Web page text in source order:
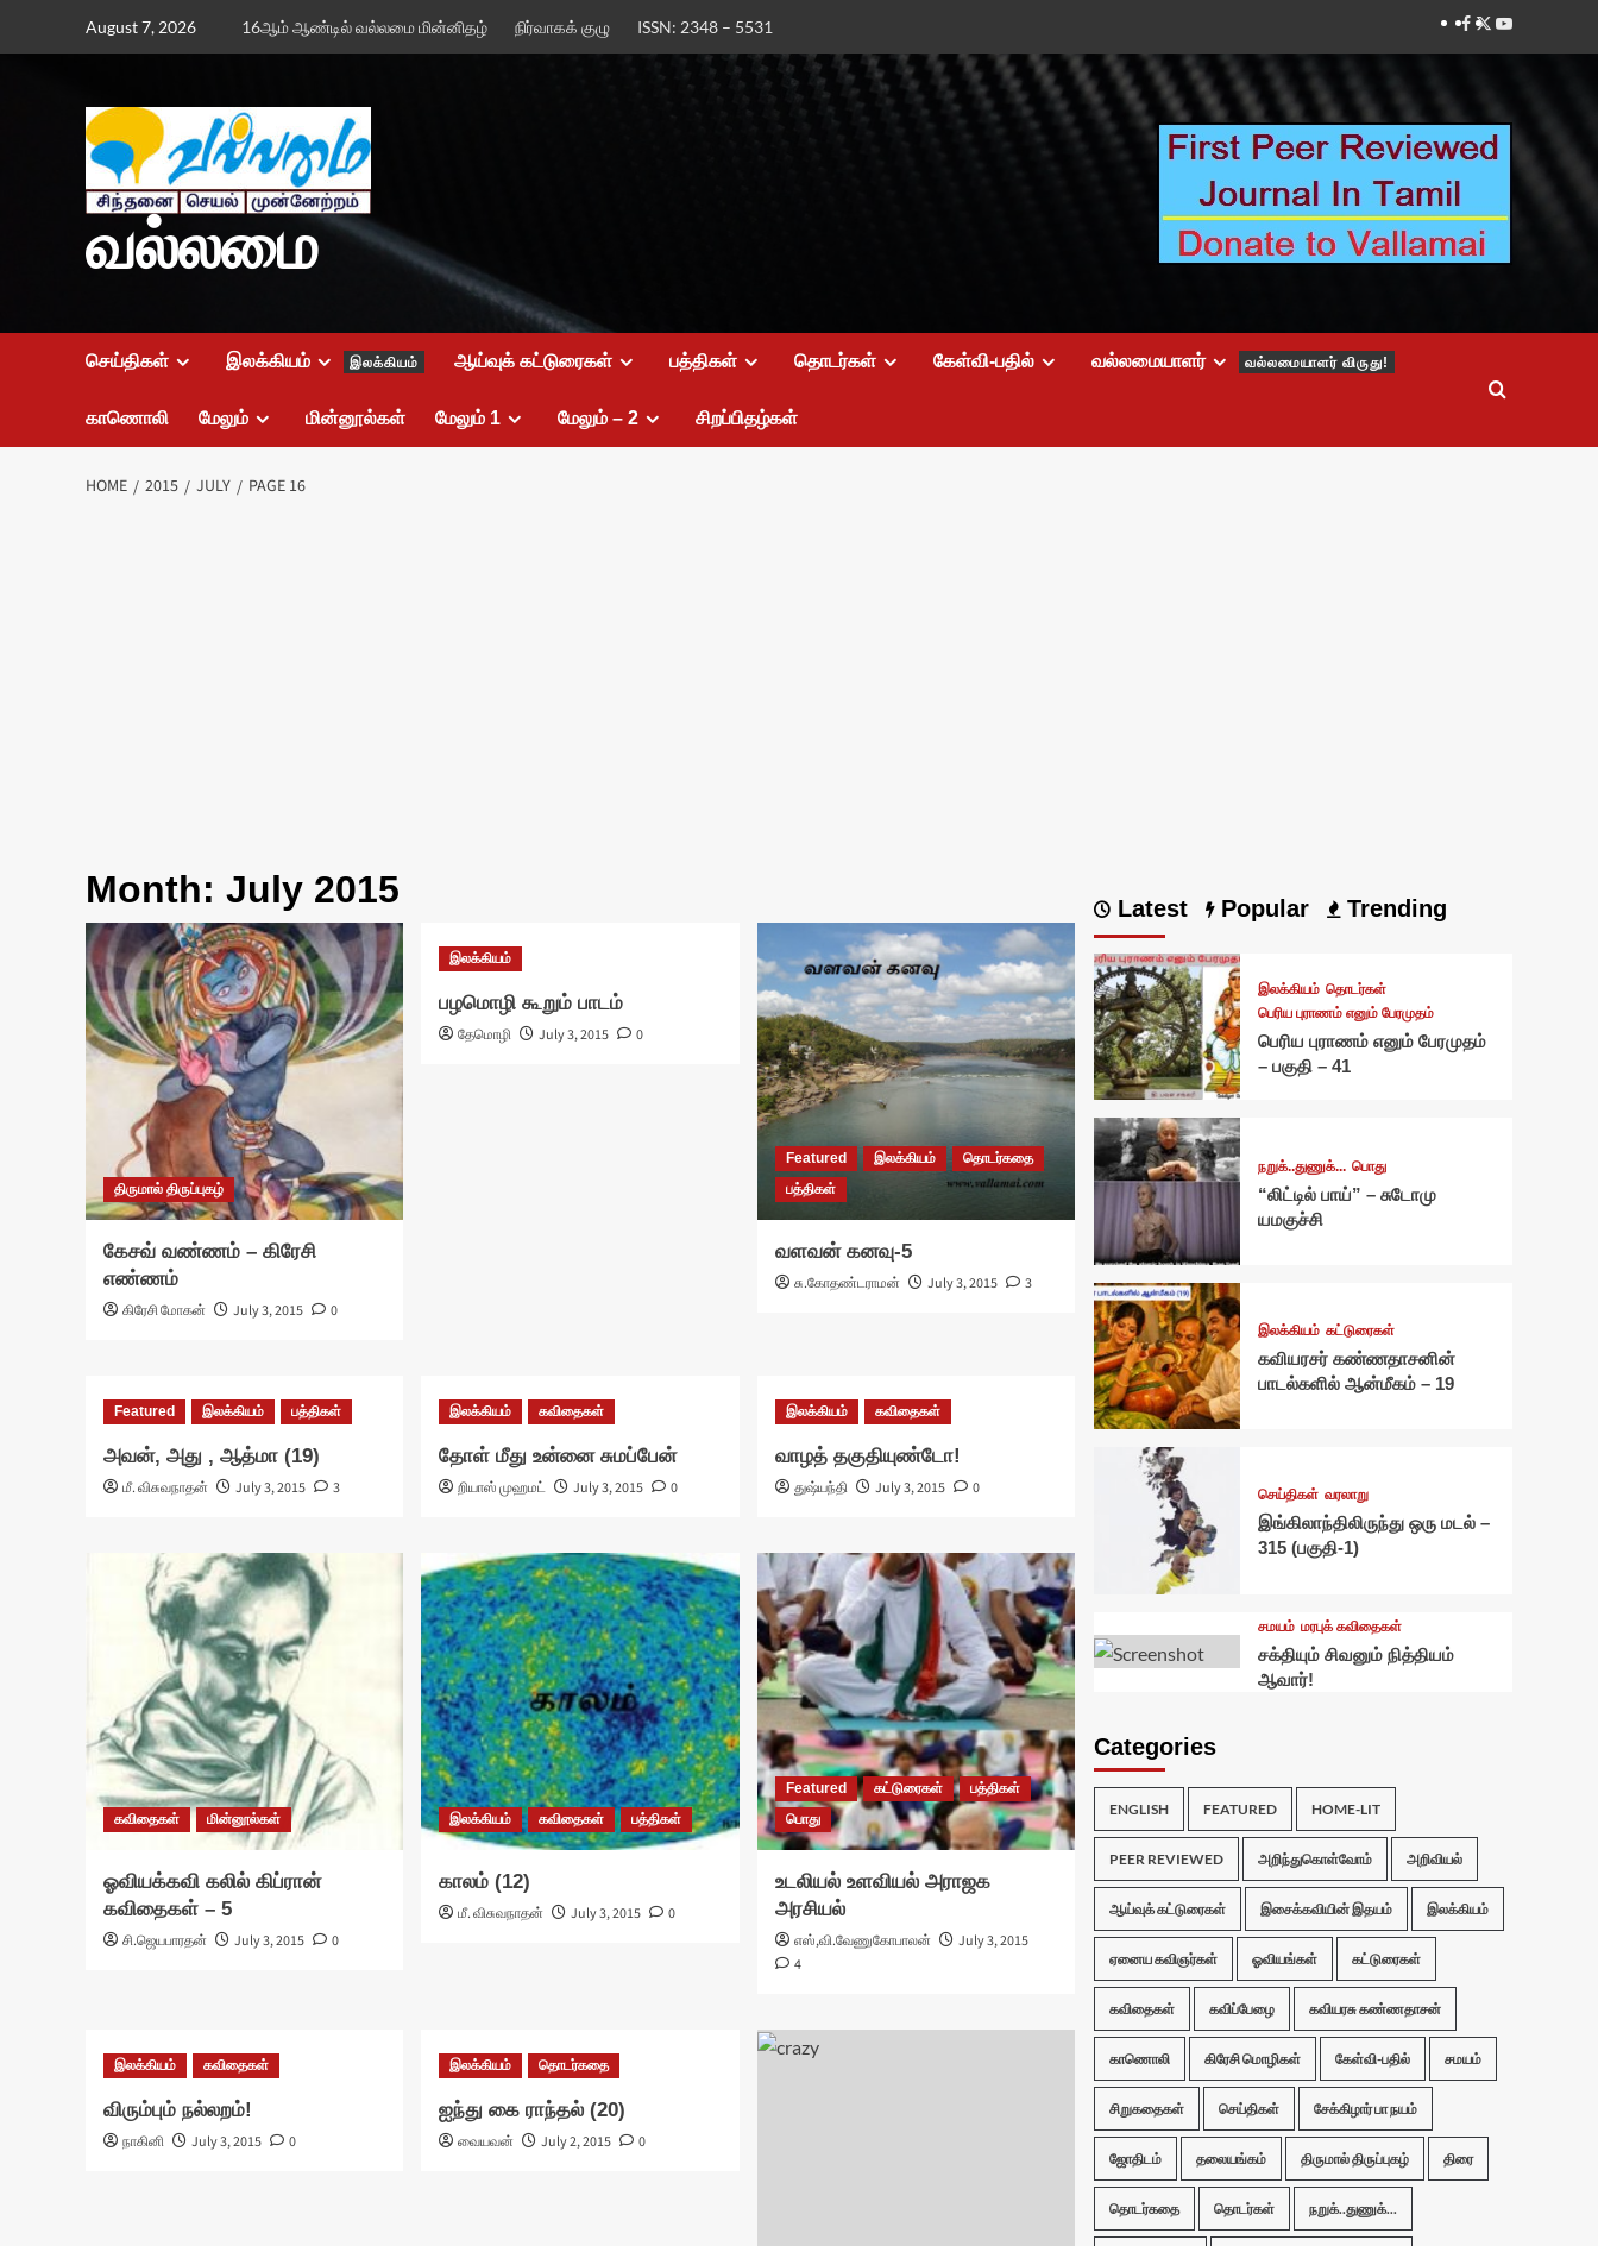
August 7, 2026 16ஆம் ஆண்டில் வல்லமை மின்னிதழ் நிர்வாகக் குழு ISSN: 2348 – 5531 Facebook
TwitterYoutube
வல்லமை
செய்திகள் இலக்கியம் இலக்கியம் ஆய்வுக் கட்டுரைகள் பத்திகள் தொடர்கள் கேள்வி-பதில் வல்லமையாளர் வல்லமையாளர் விருது!
காணொலி மேலும் மின்னூல்கள் மேலும் 1 மேலும் – 2 சிறப்பிதழ்கள்
HOME 2015 JULY PAGE 16
Month: July 2015
திருமால் திருப்புகழ்
கேசவ் வண்ணம் – கிரேசி
எண்ணம்
கிரேசி மோகன் July 3, 2015 0
இலக்கியம்
பழமொழி கூறும் பாடம்
தேமொழி July 3, 2015 0
Featured இலக்கியம்
தொடர்கதை
பத்திகள்
வளவன் கனவு-5
சு.கோதண்டராமன் July 3, 2015 3
Featured இலக்கியம் பத்திகள்
அவன், அது , ஆத்மா (19)
மீ. விசுவநாதன் July 3, 2015 3
இலக்கியம் கவிதைகள்
தோள் மீது உன்னை சுமப்பேன்
றியாஸ் முஹமட் July 3, 2015 0
இலக்கியம் கவிதைகள்
வாழத் தகுதியுண்டோ!
துஷ்யந்தி July 3, 2015 0
கவிதைகள் மின்னூல்கள்
ஓவியக்கவி கலில் கிப்ரான்
கவிதைகள் – 5
சி.ஜெயபாரதன் July 3, 2015 0
இலக்கியம் கவிதைகள் பத்திகள்
காலம் (12)
மீ. விசுவநாதன் July 3, 2015 0
Featured கட்டுரைகள்
பத்திகள்
பொது
உடலியல் உளவியல் அராஜக
அரசியல்
எஸ்,வி.வேணுகோபாலன்
July 3, 2015
4
இலக்கியம் கவிதைகள்
விரும்பும் நல்லறம்!
நாகினி July 3, 2015 0
இலக்கியம் தொடர்கதை
ஐந்து கை ராந்தல் (20)
வையவன் July 2, 2015 0
Latest Popular Trending
இலக்கியம் தொடர்கள்
பெரிய புராணம் எனும் பேரமுதம்
பெரிய புராணம் எனும் பேரமுதம்
– பகுதி – 41
நறுக்..துணுக்... பொது
“லிட்டில் பாய்” – சுடோமு
யமகுச்சி
இலக்கியம் கட்டுரைகள்
கவியரசர் கண்ணதாசனின்
பாடல்களில் ஆன்மீகம் – 19
செய்திகள் வரலாறு
இங்கிலாந்திலிருந்து ஒரு மடல் –
315 (பகுதி-1)
சமயம் மரபுக் கவிதைகள்
சக்தியும் சிவனும் நித்தியம்
ஆவார்!
Categories
ENGLISH FEATURED HOME-LIT
PEER REVIEWED அறிந்துகொள்வோம் அறிவியல்
ஆய்வுக் கட்டுரைகள் இசைக்கவியின் இதயம் இலக்கியம்
ஏனைய கவிஞர்கள் ஓவியங்கள் கட்டுரைகள்
கவிதைகள் கவிப்பேழை கவியரசு கண்ணதாசன்
காணொலி கிரேசி மொழிகள் கேள்வி-பதில் சமயம்
சிறுகதைகள் செய்திகள் சேக்கிழார் பா நயம்
ஜோதிடம் தலையங்கம் திருமால் திருப்புகழ் திரை
தொடர்கதை தொடர்கள் நறுக்..துணுக்...